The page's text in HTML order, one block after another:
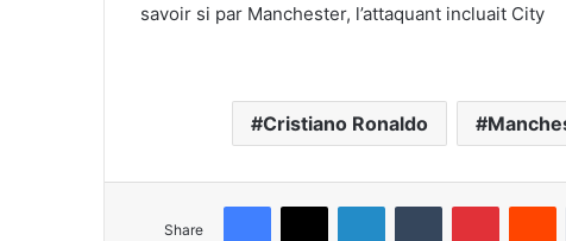
savoir si par Manchester, l’attaquant incluait City
Cristiano Ronaldo
Share